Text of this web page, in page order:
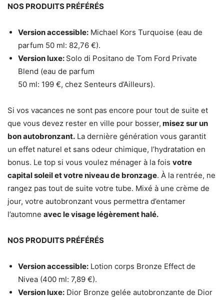
NOS PRODUITS PRÉFÉRÉS
Version accessible: Michael Kors Turquoise (eau de
parfum 50 ml: 82,76 €).
Version luxe: Solo di Positano de Tom Ford Private
Blend (eau de parfum
50 ml: 199 €, chez Senteurs d’Ailleurs).
Si vos vacances ne sont pas encore pour tout de suite et
que vous devez rester en ville pour bosser, misez sur un
bon autobronzant. La dernière génération vous garantit
un effet naturel et sans odeur chimique, l’hydratation en
bonus. Le top si vous voulez ménager à la fois votre
capital soleil et votre niveau de bronzage. À la rentrée, ne
rangez pas tout de suite votre tube. Mixé à une crème de
jour, votre autobronzant vous permettra d’entamer
l’automne avec le visage légèrement halé.
NOS PRODUITS PRÉFÉRÉS
Version accessible: Lotion corps Bronze Effect de
Nivea (400 ml: 7,89 €).
Version luxe: Dior Bronze gelée autobronzante de Dior